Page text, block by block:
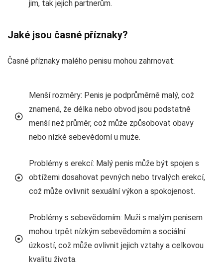
jim, tak jejich partnerům.
Jaké jsou časné příznaky?
Časné příznaky malého penisu mohou zahrnovat:
Menší rozměry: Penis je podprůměrně malý, což
znamená, že délka nebo obvod jsou podstatně
menší než průměr, což může způsobovat obavy
nebo nízké sebevědomí u muže.
Problémy s erekcí: Malý penis může být spojen s
obtížemi dosahovat pevných nebo trvalých erekcí,
což může ovlivnit sexuální výkon a spokojenost.
Problémy s sebevědomím: Muži s malým penisem
mohou trpět nízkým sebevědomím a sociální
úzkostí, což může ovlivnit jejich vztahy a celkovou
kvalitu života.